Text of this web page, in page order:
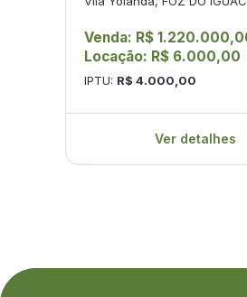
Venda: R$
Locação: R$ 6.000,00
IPTU: R$ 4.000,00
Ver detalhes